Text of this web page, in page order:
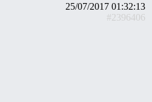
25/07/2017 01:32:13
#2396406